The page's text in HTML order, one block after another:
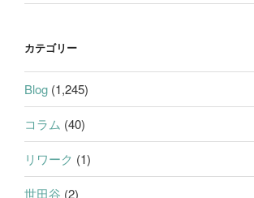
カテゴリー
Blog (1,245)
コラム (40)
リワーク (1)
世田谷 (2)